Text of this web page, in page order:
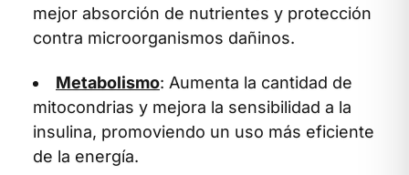
mejor absorción de nutrientes y protección
contra microorganismos dañinos.
Metabolismo: Aumenta la cantidad de
mitocondrias y mejora la sensibilidad a la
insulina, promoviendo un uso más eficiente
de la energía.